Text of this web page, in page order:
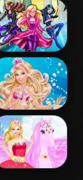
Princess Vs
Monster
Supermodel
Battle
Barbara Spy
Squad Dress up
Barbie The
Pearl Princess
Dress Up